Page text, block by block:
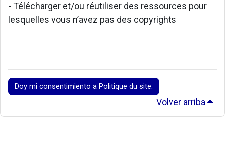
- Télécharger et/ou réutiliser des ressources pour
lesquelles vous n’avez pas des copyrights
Doy mi consentimiento a Politique du site.
Volver arriba